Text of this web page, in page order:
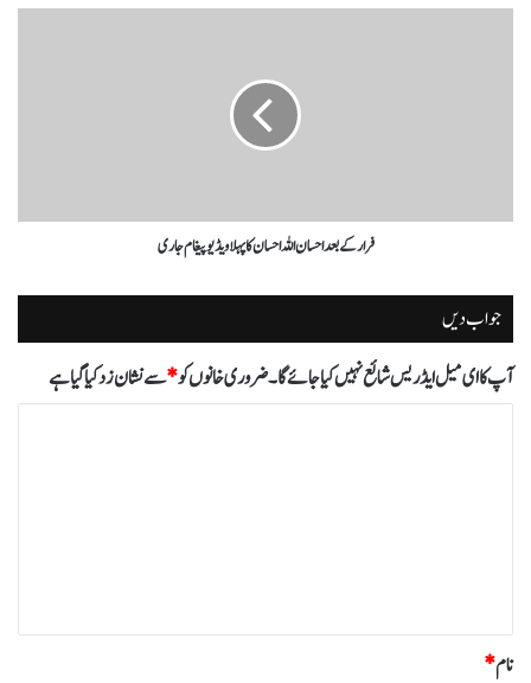
فرار کے بعد احسان اللہ احسان کا پہلا ویڈیو پیغام جاری
جواب دیں
آپ کا ای میل ایڈریس شائع نہیں کیا جائے گا۔ضروری خانوں کو*سے نشان زد کیا گیا ہے
نام*